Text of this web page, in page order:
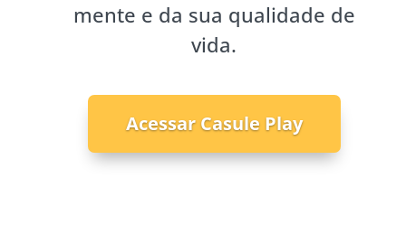
mente e da sua qualidade de
vida.
Acessar Casule Play